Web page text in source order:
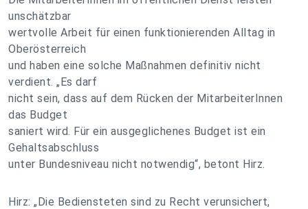
unschätzbar
wertvolle Arbeit für einen funktionierenden Alltag in
Oberösterreich
und haben eine solche Maßnahmen definitiv nicht
verdient. „Es darf
nicht sein, dass auf dem Rücken der MitarbeiterInnen
das Budget
saniert wird. Für ein ausgeglichenes Budget ist ein
Gehaltsabschluss
unter Bundesniveau nicht notwendig“, betont Hirz.
Hirz: „Die Bediensteten sind zu Recht verunsichert,